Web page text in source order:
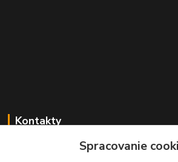
Kontakty
+421 2 529 67 411Spracovanie